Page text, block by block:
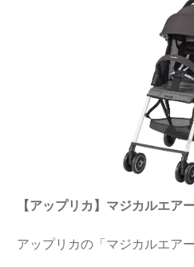
【アップリカ】マジカルエア
アップリカの「マジカルエア